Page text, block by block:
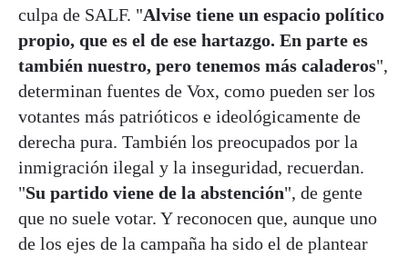
culpa de SALF. "Alvise tiene un espacio político
propio, que es el de ese hartazgo. En parte es
también nuestro, pero tenemos más caladeros",
determinan fuentes de Vox, como pueden ser los
votantes más patrióticos e ideológicamente de
derecha pura. También los preocupados por la
inmigración ilegal y la inseguridad, recuerdan.
"Su partido viene de la abstención", de gente
que no suele votar. Y reconocen que, aunque uno
de los ejes de la campaña ha sido el de plantear